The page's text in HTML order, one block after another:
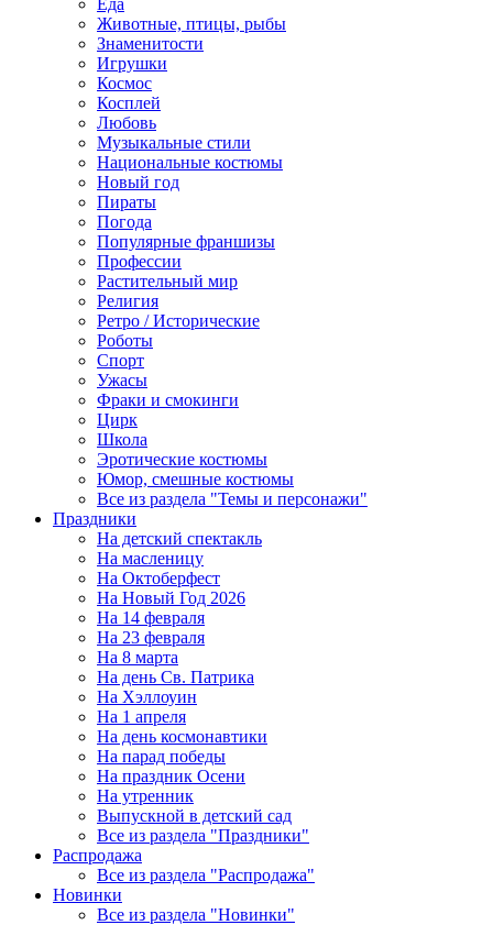
Еда
Животные, птицы, рыбы
Знаменитости
Игрушки
Космос
Косплей
Любовь
Музыкальные стили
Национальные костюмы
Новый год
Пираты
Погода
Популярные франшизы
Профессии
Растительный мир
Религия
Ретро / Исторические
Роботы
Спорт
Ужасы
Фраки и смокинги
Цирк
Школа
Эротические костюмы
Юмор, смешные костюмы
Все из раздела "Темы и персонажи"
Праздники
На детский спектакль
На масленицу
На Октоберфест
На Новый Год 2026
На 14 февраля
На 23 февраля
На 8 марта
На день Св. Патрика
На Хэллоуин
На 1 апреля
На день космонавтики
На парад победы
На праздник Осени
На утренник
Выпускной в детский сад
Все из раздела "Праздники"
Распродажа
Все из раздела "Распродажа"
Новинки
Все из раздела "Новинки"